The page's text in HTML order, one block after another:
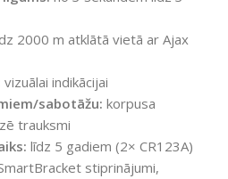
2000 m atklātā vietā ar Ajax
vizuālai indikācijai
sabotāžu: korpusa
trauksmi
līdz 5 gadiem (2× CR123A)
stiprinājumi,